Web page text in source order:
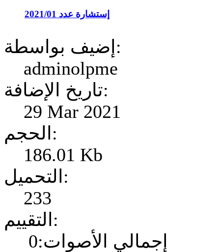
إستشارة عدد 2021/01
إضيف بواسطة:
adminolpme
تاريخ الإضافة:
29 Mar 2021
الحجم:
186.01 Kb
التحميل:
233
التقييم:
إجمالي الأصوات:0